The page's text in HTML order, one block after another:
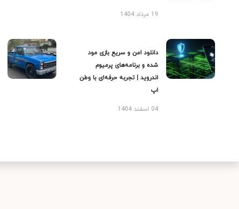
19 مرداد 1404
دانلود امن و سریع بازی مود
شده و برنامه‌های پرمیوم
اندروید | تجربه حرفه‌ای با وطن
اپ
04 اسفند 1404